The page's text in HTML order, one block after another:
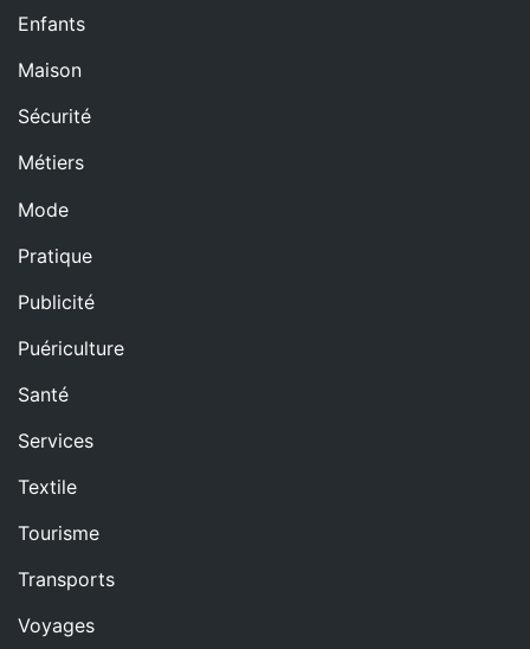
Enfants
Maison
Sécurité
Métiers
Mode
Pratique
Publicité
Puériculture
Santé
Services
Textile
Tourisme
Transports
Voyages